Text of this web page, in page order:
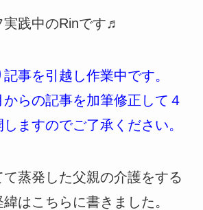
実践中のRinです♬
事を引越し作業中です。
からの記事を加筆修正して４
ますのでご了承ください。
蒸発した父親の介護をする
はこちらに書きました。